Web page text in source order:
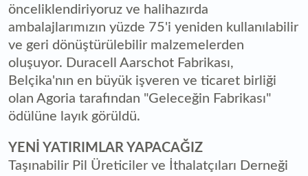
önceliklendiriyoruz ve halihazırda
ambalajlarımızın yüzde 75'i yeniden kullanılabilir
ve geri dönüştürülebilir malzemelerden
oluşuyor. Duracell Aarschot Fabrikası,
Belçika'nın en büyük işveren ve ticaret birliği
olan Agoria tarafından "Geleceğin Fabrikası"
ödülüne layık görüldü.
YENİ YATIRIMLAR YAPACAĞIZ
Taşınabilir Pil Üreticiler ve İthalatçıları Derneği